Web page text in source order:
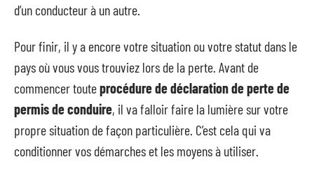
d’un conducteur à un autre.
Pour finir, il y a encore votre situation ou votre statut dans le
pays où vous vous trouviez lors de la perte. Avant de
commencer touteprocédure de déclaration de perte de
permis de conduire, il va falloir faire la lumière sur votre
propre situation de façon particulière. C’est cela qui va
conditionner vos démarches et les moyens à utiliser.